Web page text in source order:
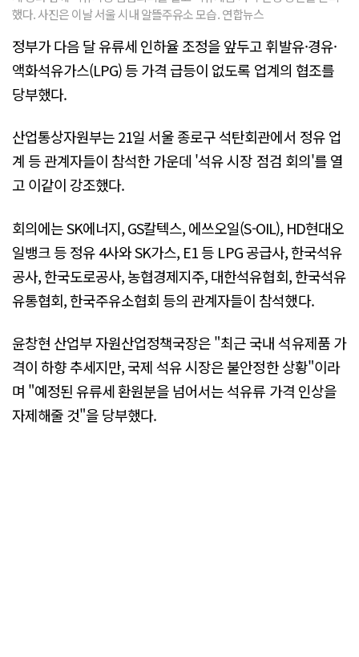
했다. 사진은 이날 서울 시내 알뜰주유소 모습. 연합뉴스
정부가 다음 달 유류세 인하율 조정을 앞두고 휘발유·경유·
액화석유가스(LPG) 등 가격 급등이 없도록 업계의 협조를
당부했다.
산업통상자원부는 21일 서울 종로구 석탄회관에서 정유 업
계 등 관계자들이 참석한 가운데 '석유 시장 점검 회의'를 열
고 이같이 강조했다.
회의에는 SK에너지, GS칼텍스, 에쓰오일(S-OIL), HD현대오
일뱅크 등 정유 4사와 SK가스, E1 등 LPG 공급사, 한국석유
공사, 한국도로공사, 농협경제지주, 대한석유협회, 한국석유
유통협회, 한국주유소협회 등의 관계자들이 참석했다.
윤창현 산업부 자원산업정책국장은 "최근 국내 석유제품 가
격이 하향 추세지만, 국제 석유 시장은 불안정한 상황"이라
며 "예정된 유류세 환원분을 넘어서는 석유류 가격 인상을
자제해줄 것"을 당부했다.